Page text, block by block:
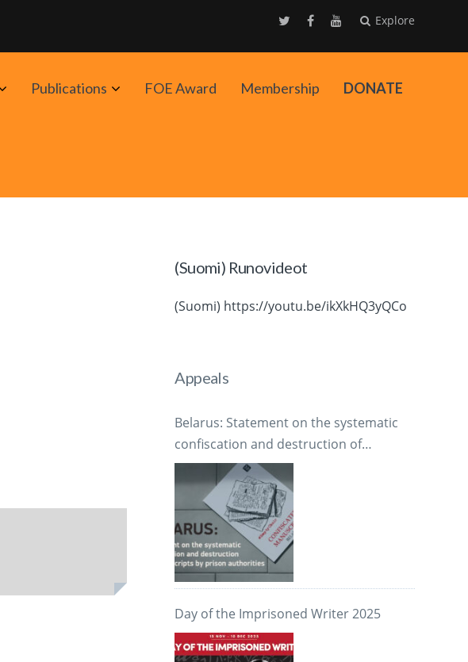
Explore
AvaaPublications AvaaFOE Award Membership DONATE
(Suomi) Runovideot
(Suomi) https://youtu.be/ikXkHQ3yQCo
Appeals
Belarus: Statement on the systematic
confiscation and destruction of
manuscripts by prison authorities
Day of the Imprisoned Writer 2025